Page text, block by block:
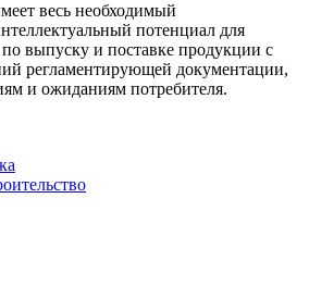
весь необходимый
потенциал для
выпуску и поставке продукции с
регламентирующей документации,
и ожиданиям потребителя.